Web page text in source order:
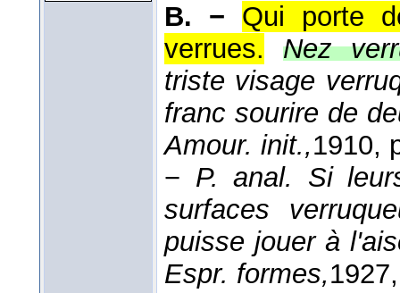
B. − Qui porte
verrues.
Nez
triste visage
franc sourire de
Amour. init.,1910,
− P. anal.
Si
surfaces
puisse jouer à
Espr. formes,1927